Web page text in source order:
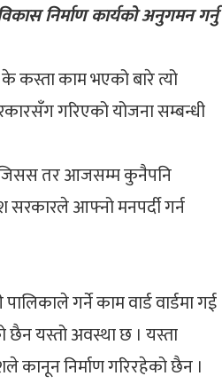
निर्माण कार्यको अनुगमन गर्नु
कस्ता काम भएको बारे त्यो
गरिएको योजना सम्बन्धी
जिसस तर आजसम्म कुनैपनि
सरकारले आफ्नो मनपर्दी गर्न
गर्ने काम वार्ड वार्डमा गई
यस्तो अवस्था छ । यस्ता
कानून निर्माण गरिरहेको छैन ।